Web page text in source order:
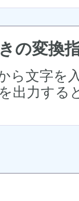
の変換
ら文字を
出力する